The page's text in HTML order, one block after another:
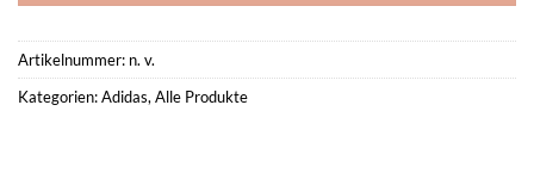
Artikelnummer: n. v.
Kategorien:Adidas, Alle Produkte